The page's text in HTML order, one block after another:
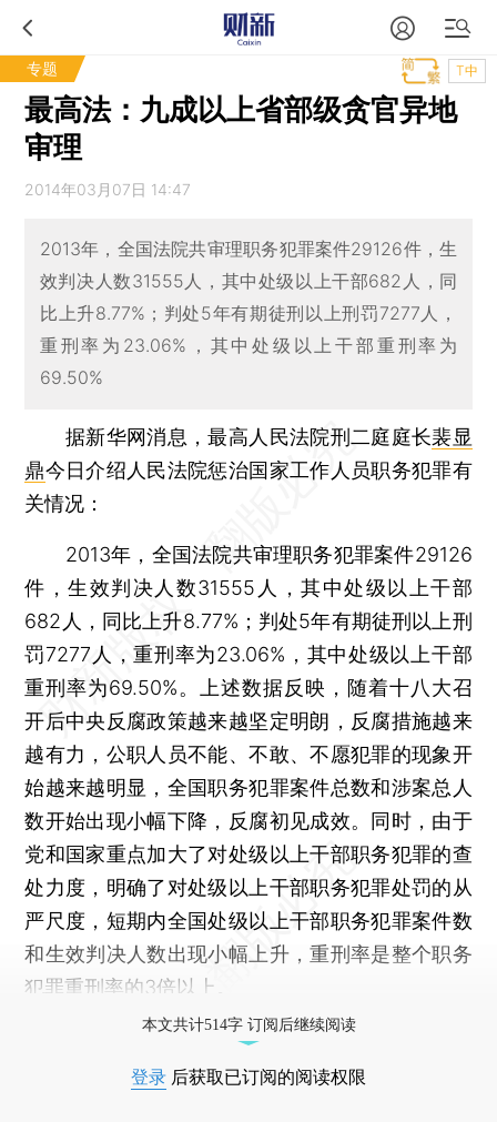
专题 T中
最高法：九成以上省部级贪官异地
审理
2014年03月07日 14:47
2013年，全国法院共审理职务犯罪案件29126件，生
效判决人数31555人，其中处级以上干部682人，同
比上升8.77%；判处5年有期徒刑以上刑罚7277人，
重刑率为23.06%，其中处级以上干部重刑率为
69.50%
据新华网消息，最高人民法院刑二庭庭长裴显
鼎今日介绍人民法院惩治国家工作人员职务犯罪有
关情况：
2013年，全国法院共审理职务犯罪案件29126
件，生效判决人数31555人，其中处级以上干部
682人，同比上升8.77%；判处5年有期徒刑以上刑
罚7277人，重刑率为23.06%，其中处级以上干部
重刑率为69.50%。上述数据反映，随着十八大召
开后中央反腐政策越来越坚定明朗，反腐措施越来
越有力，公职人员不能、不敢、不愿犯罪的现象开
始越来越明显，全国职务犯罪案件总数和涉案总人
数开始出现小幅下降，反腐初见成效。同时，由于
党和国家重点加大了对处级以上干部职务犯罪的查
处力度，明确了对处级以上干部职务犯罪处罚的从
严尺度，短期内全国处级以上干部职务犯罪案件数
和生效判决人数出现小幅上升，重刑率是整个职务
犯罪重刑率的3倍以上。
本文共计514字 订阅后继续阅读
登录 后获取已订阅的阅读权限